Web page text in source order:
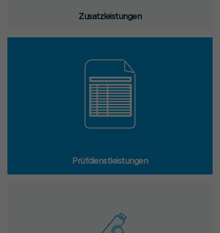
Zu­satz­leis­tun­gen
Prüf­dienst­leis­tun­gen